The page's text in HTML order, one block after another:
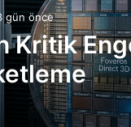
gün önce
Kritik